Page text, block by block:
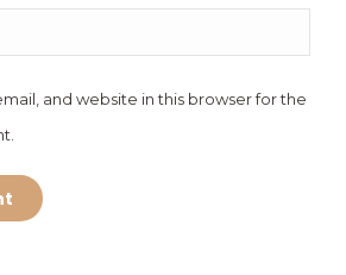
and website in this browser for the